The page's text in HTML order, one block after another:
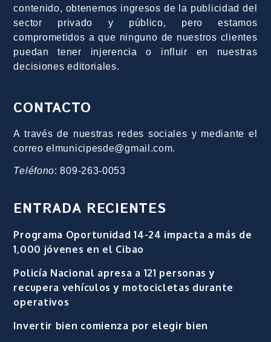
contenido, obtenemos ingresos de la publicidad del
sector privado y público, pero estamos
comprometidos a que ninguno de nuestros clientes
puedan tener injerencia o influir en nuestras
decisiones editoriales.
CONTACTO
A través de nuestras redes sociales y mediante el
correo elmunicipesde@gmail.com.
Teléfono: 809-263-0053
ENTRADA RECIENTES
Programa Oportunidad 14-24 impacta a más de
1,000 jóvenes en el Cibao
Policía Nacional apresa a 121 personas y
recupera vehículos y motocicletas durante
operativos
Invertir bien comienza por elegir bien